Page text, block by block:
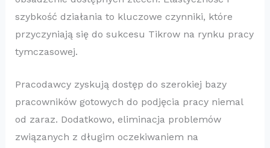
szybkość działania to kluczowe czynniki, które
przyczyniają się do sukcesu Tikrow na rynku pracy
tymczasowej.
Pracodawcy zyskują dostęp do szerokiej bazy
pracowników gotowych do podjęcia pracy niemal
od zaraz. Dodatkowo, eliminacja problemów
związanych z długim oczekiwaniem na